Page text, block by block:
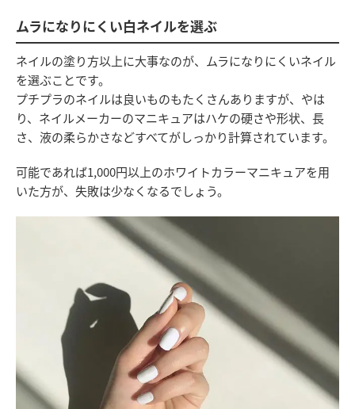
ムラになりにくい白ネイルを選ぶ
ネイルの塗り方以上に大事なのが、ムラになりにくいネイル
を選ぶことです。
プチプラのネイルは良いものもたくさんありますが、やは
り、ネイルメーカーのマニキュアはハケの硬さや形状、長
さ、液の柔らかさなどすべてがしっかり計算されています。
可能であれば1,000円以上のホワイトカラーマニキュアを用
いた方が、失敗は少なくなるでしょう。